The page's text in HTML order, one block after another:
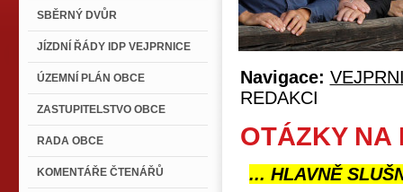
SBĚRNÝ DVŮR
JÍZDNÍ ŘÁDY IDP VEJPRNICE
ÚZEMNÍ PLÁN OBCE
ZASTUPITELSTVO OBCE
RADA OBCE
KOMENTÁŘE ČTENÁŘŮ
Navigace:
REDAKCI
OTÁZKY NA
... HLAVNĚ